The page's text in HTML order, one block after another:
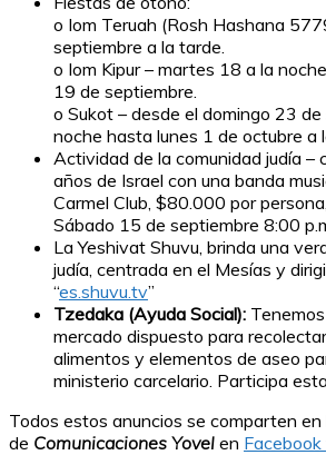
o Iom Teruah (Rosh Hashana
septiembre a la tarde.
o Iom Kipur – martes 18 a la
19 de septiembre.
o Sukot – desde el domingo 23
noche hasta lunes 1 de octubre a
Actividad de la comunidad judía –
años de Israel con una banda
Carmel Club, $80.000 por
Sábado 15 de septiembre 8:00
La Yeshivat Shuvu, brinda una
judía, centrada en el Mesías y
“es.shuvu.tv”
Tzedaka (Ayuda Social):
mercado dispuesto para
alimentos y elementos de aseo
ministerio carcelario. Participa
Todos estos anuncios se comparten
de Comunicaciones Yovel en Facebook